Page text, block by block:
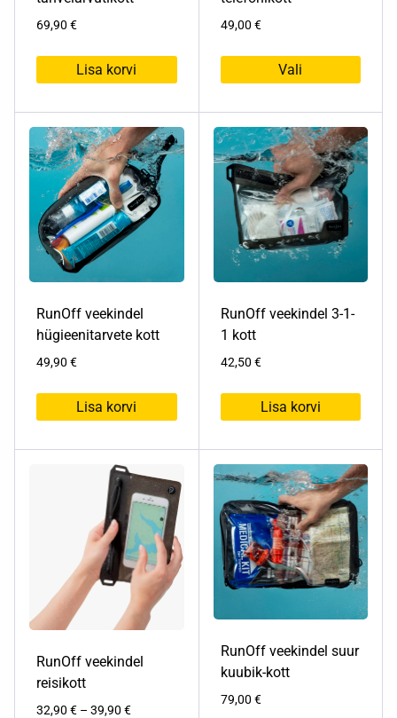
69,90 €
Lisa korvi
49,00 €
Vali
tootel
on
mitu
varianti.
Valikuid
saab
teha
tootelehel.
RunOff veekindel
hügieenitarvete kott
49,90 €
Lisa korvi
RunOff veekindel 3-1-
1 kott
42,50 €
Lisa korvi
RunOff veekindel
reisikott
32,90 € – 39,90 €Hinnavahemik:
RunOff veekindel suur
kuubik-kott
79,00 €